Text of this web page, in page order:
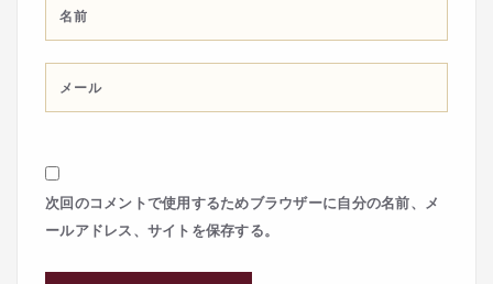
次回のコメントで使用するためブラウザーに自分の名前、メ
ールアドレス、サイトを保存する。